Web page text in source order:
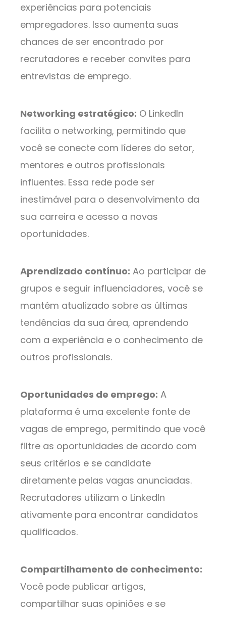
experiências para potenciais
empregadores. Isso aumenta suas
chances de ser encontrado por
recrutadores e receber convites para
entrevistas de emprego.
Networking estratégico: O LinkedIn
facilita o networking, permitindo que
você se conecte com líderes do setor,
mentores e outros profissionais
influentes. Essa rede pode ser
inestimável para o desenvolvimento da
sua carreira e acesso a novas
oportunidades.
Aprendizado contínuo: Ao participar de
grupos e seguir influenciadores, você se
mantém atualizado sobre as últimas
tendências da sua área, aprendendo
com a experiência e o conhecimento de
outros profissionais.
Oportunidades de emprego: A
plataforma é uma excelente fonte de
vagas de emprego, permitindo que você
filtre as oportunidades de acordo com
seus critérios e se candidate
diretamente pelas vagas anunciadas.
Recrutadores utilizam o LinkedIn
ativamente para encontrar candidatos
qualificados.
Compartilhamento de conhecimento:
Você pode publicar artigos,
compartilhar suas opiniões e se